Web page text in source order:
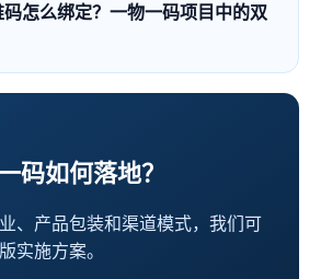
怎么绑定？一物一码项目中的双
码如何落地？
、产品包装和渠道模式，我们可
实施方案。